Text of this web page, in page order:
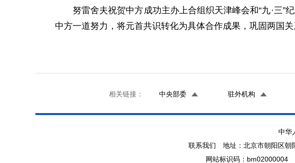
努雷舍夫祝贺中方成功主办上合组织天津峰会和“九·三
中方一道努力，将元首共识转化为具体合作成果，巩固两国关
相关链接： 中央部委 驻外机构
中华
联系我们 地址：北京市朝阳区
网站标识码：bm02000004